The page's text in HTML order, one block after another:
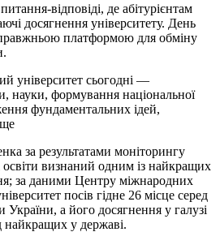
відповіді, де абітурієнтам
досягнення університету. День
платформою для обміну
університет сьогодні —
науки, формування національної
фундаментальних ідей,
за результатами моніторингу
освіти визнаний одним із найкращих
за даними Центру міжнародних
посів гідне 26 місце серед
України, а його досягнення у галузі
найкращих у державі.